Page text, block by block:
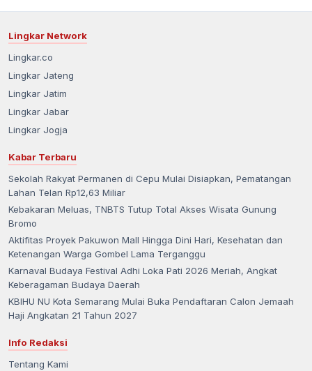
Lingkar Network
Lingkar.co
Lingkar Jateng
Lingkar Jatim
Lingkar Jabar
Lingkar Jogja
Kabar Terbaru
Sekolah Rakyat Permanen di Cepu Mulai Disiapkan, Pematangan
Lahan Telan Rp12,63 Miliar
Kebakaran Meluas, TNBTS Tutup Total Akses Wisata Gunung
Bromo
Aktifitas Proyek Pakuwon Mall Hingga Dini Hari, Kesehatan dan
Ketenangan Warga Gombel Lama Terganggu
Karnaval Budaya Festival Adhi Loka Pati 2026 Meriah, Angkat
Keberagaman Budaya Daerah
KBIHU NU Kota Semarang Mulai Buka Pendaftaran Calon Jemaah
Haji Angkatan 21 Tahun 2027
Info Redaksi
Tentang Kami